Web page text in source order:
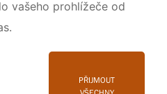
vašeho prohlížeče od
PŘIJMOUT